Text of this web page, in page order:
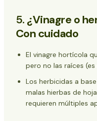
5. ¿Vinagre o
Con cuidado
El vinagre hortícola
pero no las raíces
Los herbicidas a
malas hierbas de
requieren múltiples